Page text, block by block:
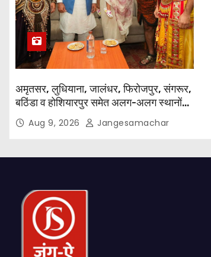
अमृतसर, लुधियाना, जालंधर, फिरोजपुर, संगरूर,
बठिंडा व होशियारपुर समेत अलग-अलग स्थानों
पर ये शो होगा- भगवंत सिंह मान
Aug 9, 2026 Jangesamachar